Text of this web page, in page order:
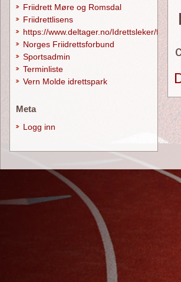
Friidrett Møre og Romsdal
Friidrettlisens
https://www.deltager.no/Idrettsleker/forside
Norges Friidrettsforbund
Sportsadmin
Terminliste
Vern Molde idrettspark
Meta
Logg inn